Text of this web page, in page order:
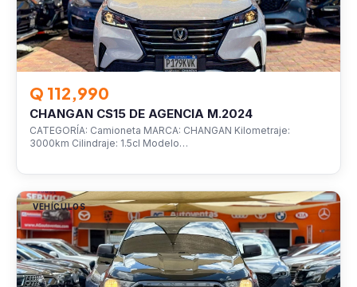
Q 112,990
CHANGAN CS15 DE AGENCIA M.2024
CATEGORÍA: Camioneta MARCA: CHANGAN Kilometraje:
3000km Cilindraje: 1.5cl Modelo…
VEHÍCULOS